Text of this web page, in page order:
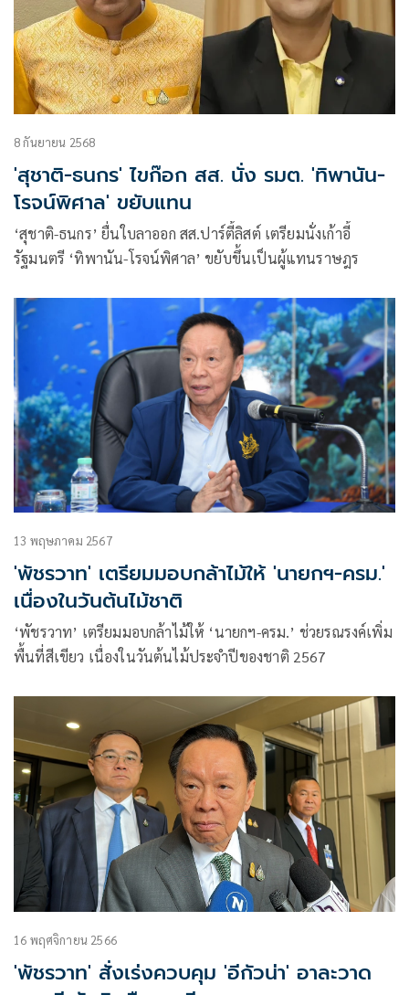
8 กันยายน 2568
'สุชาติ-ธนกร' ไขก๊อก สส. นั่ง รมต. 'ทิพานัน-
โรจน์พิศาล' ขยับแทน
‘สุชาติ-ธนกร’ ยื่นใบลาออก สส.ปาร์ตี้ลิสต์ เตรียมนั่งเก้าอี้
รัฐมนตรี ‘ทิพานัน-โรจน์พิศาล’ ขยับขึ้นเป็นผู้แทนราษฎร
13 พฤษภาคม 2567
'พัชรวาท' เตรียมมอบกล้าไม้ให้ 'นายกฯ-ครม.'
เนื่องในวันต้นไม้ชาติ
‘พัชรวาท’ เตรียมมอบกล้าไม้ให้ ‘นายกฯ-ครม.’ ช่วยรณรงค์เพิ่ม
พื้นที่สีเขียว เนื่องในวันต้นไม้ประจำปีของชาติ 2567
16 พฤศจิกายน 2566
'พัชรวาท' สั่งเร่งควบคุม 'อีกัวน่า' อาละวาด